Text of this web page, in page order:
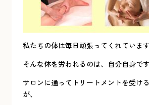
私たちの体は毎日頑張ってくれています
そんな体を労われるのは、自分自身です
サロンに通ってトリートメントを受け
が、